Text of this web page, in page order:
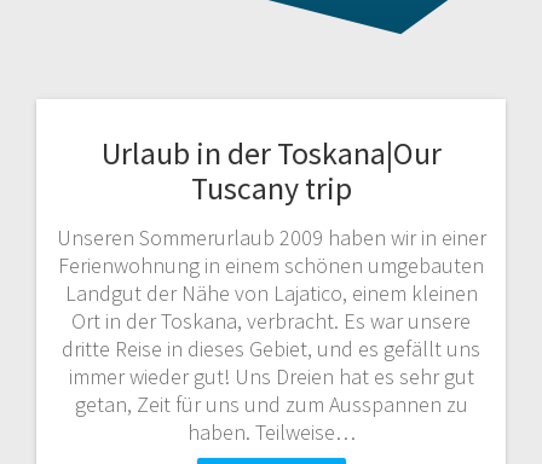
Urlaub in der Toskana|Our
Tuscany trip
Unseren Sommerurlaub 2009 haben wir in einer
Ferienwohnung in einem schönen umgebauten
Landgut der Nähe von Lajatico, einem kleinen
Ort in der Toskana, verbracht. Es war unsere
dritte Reise in dieses Gebiet, und es gefällt uns
immer wieder gut! Uns Dreien hat es sehr gut
getan, Zeit für uns und zum Ausspannen zu
haben. Teilweise…